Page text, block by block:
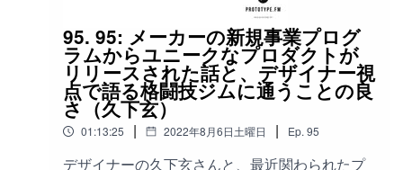
DAOの新しい運営モデル01:30:56 DAOの実例と
課題01:36:09 WAVEEの今後の展開参
考:WAVEEhttps://wavee.world/このポッドキャス
トへのお問い合わせ、ご感想、ご質問、ご要望
は公式サイト( www.prototype.fm )内の、お問い
合わせからメッセージしてください。Twitterの
場合は #prototypefm をつけてツイートしてくだ
さい。iTunesStoreでのレビューもお願いしま
す。
さについて議論しました。また、新サービス立
ち上げの現実的な困難や日本の労働市場の構造
的変化への対応策、働くことの意味と喜びの再
定義、年齢に縛られない柔軟なキャリア観、そ
して生成AIの発展がキャリア形成に与える影響
について考察しました。キーワード:オープンワ
ーク、キャリア、働き方、自己開示、フィード
バック、コミュニケーション、日本の労働市
場、生成AIチャプター:00:00 ポッドキャストの
95. 95: メーカーの新規事業プログ
ラムからユニークなプロダクトが
リリースされた話と、デザイナー視
点で語る格闘技ジムに通うことの良
さ（久下玄）
01:13:25 | 2022年8月6日土曜日 | Ep. 95
デザイナーの久下玄さんと、最近関わられたプ